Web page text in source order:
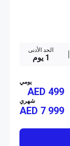
الحد الأدنى
1 يوم
يومي
AED 499
شهري
AED 7 999